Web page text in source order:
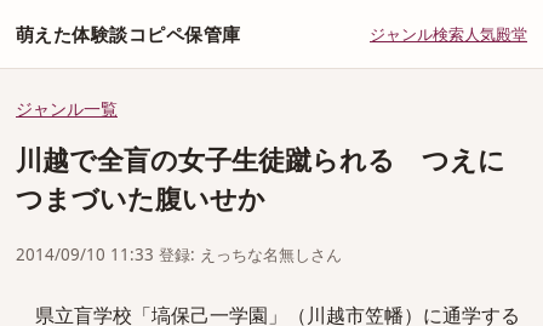
萌えた体験談コピペ保管庫 ジャンル検索人気殿堂
ジャンル一覧
川越で全盲の女子生徒蹴られる つえに
つまづいた腹いせか
2014/09/10 11:33 登録: えっちな名無しさん
県立盲学校「塙保己一学園」（川越市笠幡）に通学する